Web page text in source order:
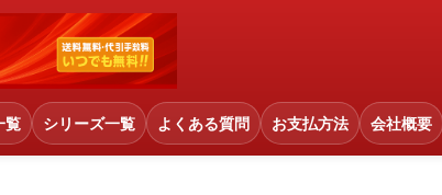
覧 シリーズ一覧 よくある質問 お支払方法 会社概要